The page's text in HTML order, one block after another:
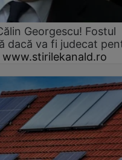
Georgescu! Fostul
dacă va fi judecat
www.stirilekanald.ro